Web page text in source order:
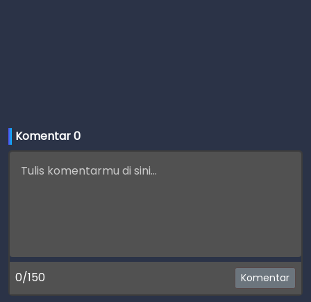
Komentar 0
0/150 Komentar